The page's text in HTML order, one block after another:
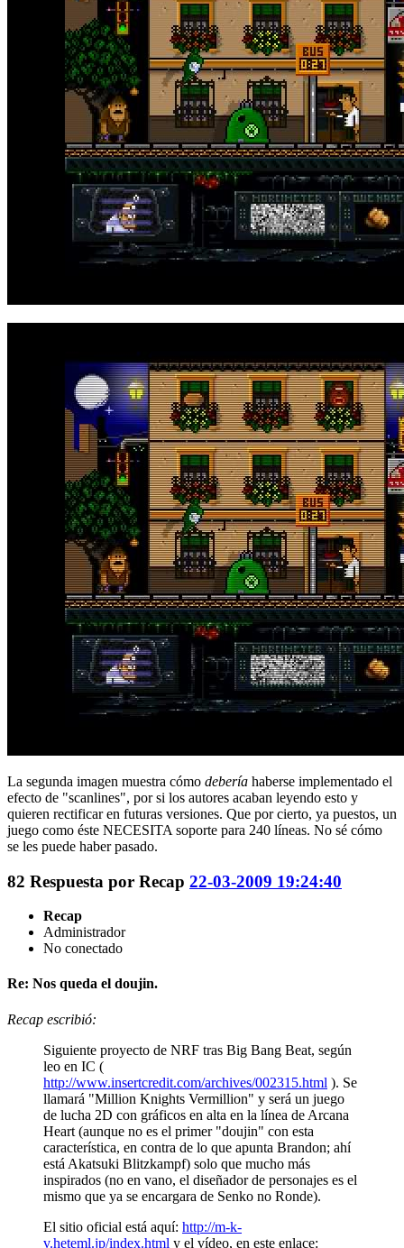
La segunda imagen muestra cómo debería haberse implementado el
efecto de "scanlines", por si los autores acaban leyendo esto y
quieren rectificar en futuras versiones. Que por cierto, ya puestos, un
juego como éste NECESITA soporte para 240 líneas. No sé cómo
se les puede haber pasado.
82 Respuesta por Recap 22-03-2009 19:24:40
Recap
Administrador
No conectado
Re: Nos queda el doujin.
Recap escribió:
Siguiente proyecto de NRF tras Big Bang Beat, según
leo en IC (
http://www.insertcredit.com/archives/002315.html ). Se
llamará "Million Knights Vermillion" y será un juego
de lucha 2D con gráficos en alta en la línea de Arcana
Heart (aunque no es el primer "doujin" con esta
característica, en contra de lo que apunta Brandon; ahí
está Akatsuki Blitzkampf) solo que mucho más
inspirados (no en vano, el diseñador de personajes es el
mismo que ya se encargara de Senko no Ronde).
El sitio oficial está aquí: http://m-k-
v.heteml.jp/index.html y el vídeo, en este enlace: